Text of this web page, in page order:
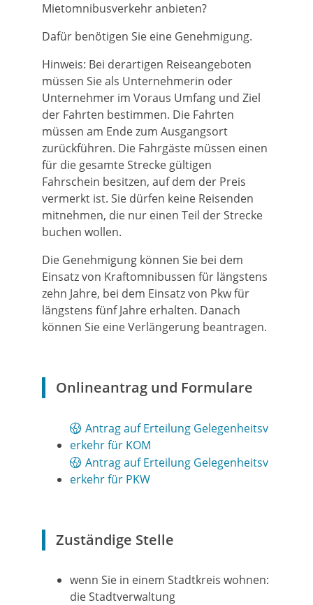
Mietomnibusverkehr anbieten?
Dafür benötigen Sie eine Genehmigung.
Hinweis: Bei derartigen Reiseangeboten
müssen Sie als Unternehmerin oder
Unternehmer im Voraus Umfang und Ziel
der Fahrten bestimmen. Die Fahrten
müssen am Ende zum Ausgangsort
zurückführen. Die Fahrgäste müssen einen
für die gesamte Strecke gültigen
Fahrschein besitzen, auf dem der Preis
vermerkt ist. Sie dürfen keine Reisenden
mitnehmen, die nur einen Teil der Strecke
buchen wollen.
Die Genehmigung können Sie bei dem
Einsatz von Kraftomnibussen für längstens
zehn Jahre, bei dem Einsatz von Pkw für
längstens fünf Jahre erhalten. Danach
können Sie eine Verlängerung beantragen.
Onlineantrag und Formulare
Antrag auf Erteilung Gelegenheitsv
erkehr für KOM
Antrag auf Erteilung Gelegenheitsv
erkehr für PKW
Zuständige Stelle
wenn Sie in einem Stadtkreis wohnen:
die Stadtverwaltung